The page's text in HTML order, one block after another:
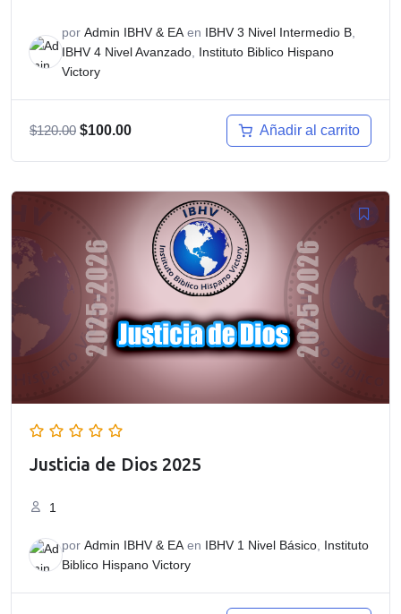
por Admin IBHV & EA en IBHV 3 Nivel Intermedio B
IBHV 4 Nivel Avanzado Instituto Biblico Hispano
Victory
$120.00 El
era:
$100.00El
es:
$100.00.
Añadir al carrito
Justicia de Dios 2025
1
por Admin IBHV & EA en IBHV 1 Nivel Básico Instituto
Biblico Hispano Victory